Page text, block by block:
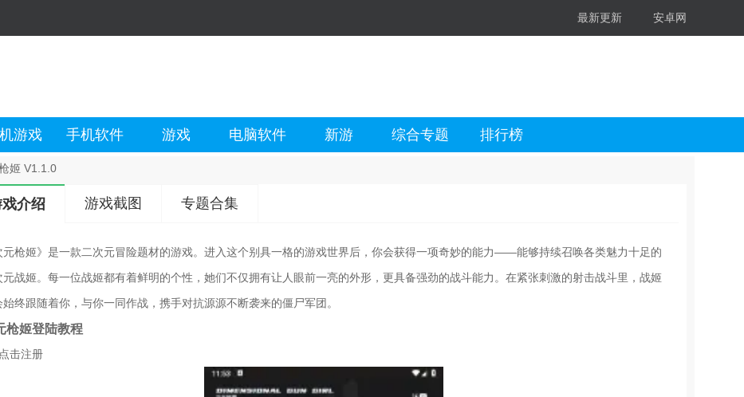
最新更新 安卓网
游戏 手机软件 游戏 电脑软件 新游 综合专题 排行榜
姬 V1.1.0
介绍 游戏截图 专题合集
元枪姬》是一款二次元冒险题材的游戏。进入这个别具一格的游戏世界后，你会获得一项奇妙的能力——能够持续召唤各类魅力十足的
元战姬。每一位战姬都有着鲜明的个性，她们不仅拥有让人眼前一亮的外形，更具备强劲的战斗能力。在紧张刺激的射击战斗里，战姬
始终跟随着你，与你一同作战，携手对抗源源不断袭来的僵尸军团。
枪姬登陆教程
击注册